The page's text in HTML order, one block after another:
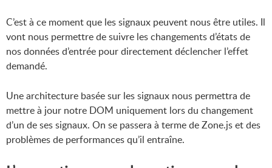
C’est à ce moment que les signaux peuvent nous être utiles. Il
vont nous permettre de suivre les changements d’états de
nos données d’entrée pour directement déclencher l’effet
demandé.
Une architecture basée sur les signaux nous permettra de
mettre à jour notre DOM uniquement lors du changement
d’un de ses signaux. On se passera à terme de Zone.js et des
problèmes de performances qu’il entraîne.